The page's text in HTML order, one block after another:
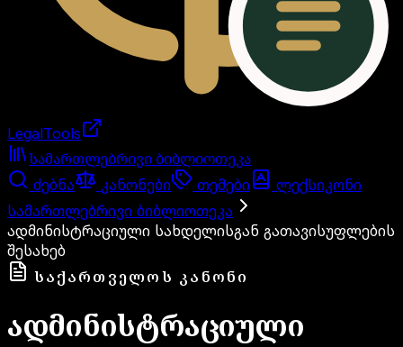
LegalTools
ანგარიში იტვირთება
სამართლებრივი ბიბლიოთეკა
ძებნა კანონები თემები
ლექსიკონი
სამართლებრივი ბიბლიოთეკა
ადმინისტრაციული სახდელისგან გათავისუფლების
შესახებ
ᲡᲐᲥᲐᲠᲗᲕᲔᲚᲝᲡ ᲙᲐᲜᲝᲜᲘ
ადმინისტრაციული